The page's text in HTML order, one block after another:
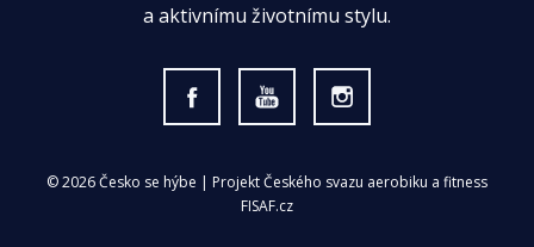
a aktivnímu životnímu stylu.
© 2026 Česko se hýbe | Projekt Českého svazu aerobiku a fitness
FISAF.cz